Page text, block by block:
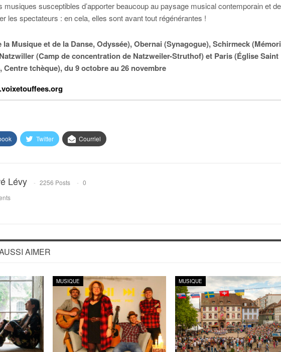
musiques susceptibles d’apporter beaucoup au paysage musical contemporain et de
les spectateurs : en cela, elles sont avant tout régénérantes !
Musique et de la Danse, Odyssée), Obernai (Synagogue), Schirmeck
(Camp de concentration de Natzweiler-Struthof) et Paris (Église Saint
tchèque), du 9 octobre au 26 novembre
Twitter Courriel
Lévy 2256 Posts
0
AIMER
MUSIQUE MUSIQUE